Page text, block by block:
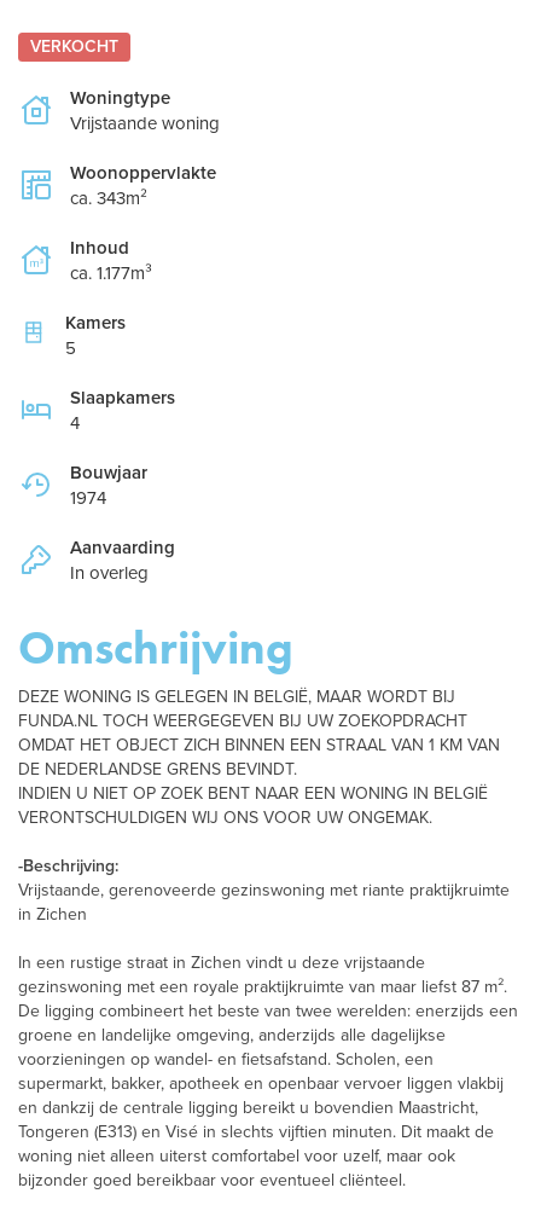
VERKOCHT
Woningtype
Vrijstaande woning
Woonoppervlakte
ca. 343m²
Inhoud
ca. 1.177m³
Kamers
5
Slaapkamers
4
Bouwjaar
1974
Aanvaarding
In overleg
Omschrijving
DEZE WONING IS GELEGEN IN BELGIË, MAAR WORDT BIJ
FUNDA.NL TOCH WEERGEGEVEN BIJ UW ZOEKOPDRACHT
OMDAT HET OBJECT ZICH BINNEN EEN STRAAL VAN 1 KM VAN
DE NEDERLANDSE GRENS BEVINDT.
INDIEN U NIET OP ZOEK BENT NAAR EEN WONING IN BELGIË
VERONTSCHULDIGEN WIJ ONS VOOR UW ONGEMAK.
-Beschrijving:
Vrijstaande, gerenoveerde gezinswoning met riante praktijkruimte
in Zichen
In een rustige straat in Zichen vindt u deze vrijstaande
gezinswoning met een royale praktijkruimte van maar liefst 87 m².
De ligging combineert het beste van twee werelden: enerzijds een
groene en landelijke omgeving, anderzijds alle dagelijkse
voorzieningen op wandel- en fietsafstand. Scholen, een
supermarkt, bakker, apotheek en openbaar vervoer liggen vlakbij
en dankzij de centrale ligging bereikt u bovendien Maastricht,
Tongeren (E313) en Visé in slechts vijftien minuten. Dit maakt de
woning niet alleen uiterst comfortabel voor uzelf, maar ook
bijzonder goed bereikbaar voor eventueel cliënteel.